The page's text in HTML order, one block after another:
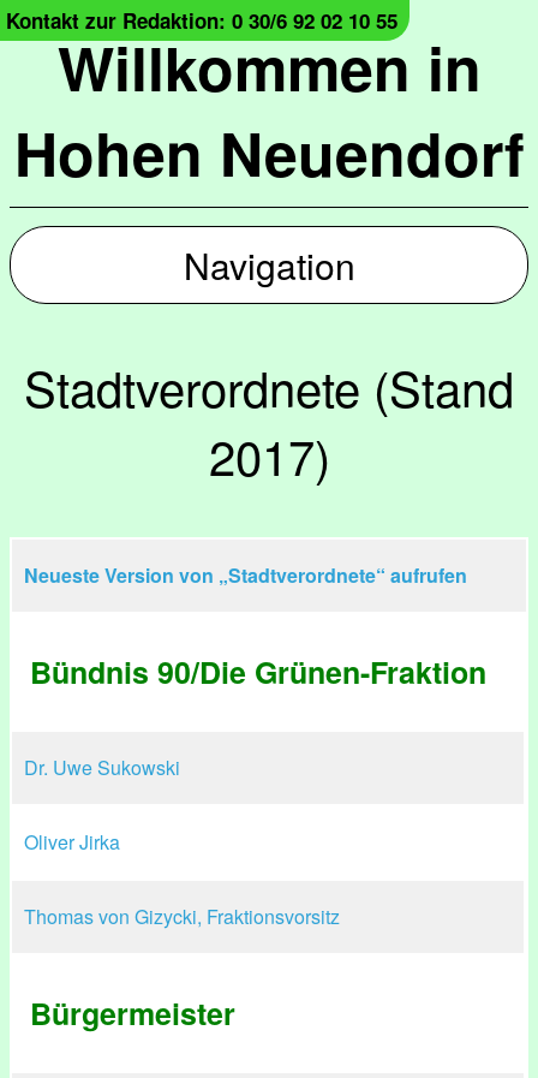
Willkommen in
Hohen Neuendorf
Kontakt zur Redaktion: 0 30/6 92 02 10 55
Navigation
Stadtverordnete (Stand
2017)
Neueste Version von „Stadtverordnete“ aufrufen
Bündnis 90/Die Grünen-Fraktion
Dr. Uwe Sukowski
Oliver Jirka
Thomas von Gizycki, Fraktionsvorsitz
Bürgermeister